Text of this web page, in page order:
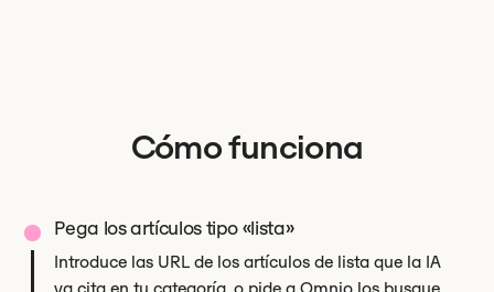
Cómo funciona
Pega los artículos tipo «lista»
Introduce las URL de los artículos de lista que la IA